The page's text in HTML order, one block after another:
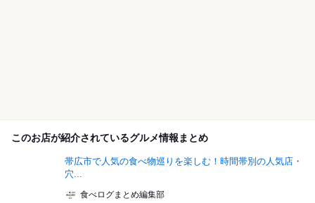
このお店が紹介されているグルメ情報まとめ
帯広市で人気の食べ物巡りを楽しむ！時間帯別の人気店・
穴...
食べログまとめ編集部